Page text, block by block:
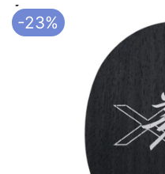
-23%